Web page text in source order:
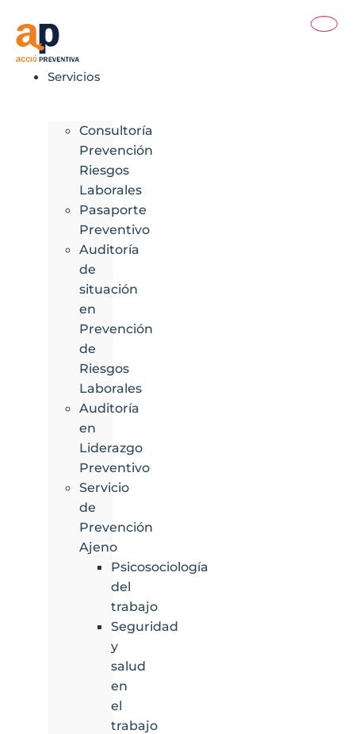
contenido
Servicios
Consultoría
Prevención
Riesgos
Laborales
Pasaporte
Preventivo
Auditoría
de
situación
en
Prevención
de
Riesgos
Laborales
Auditoría
en
Liderazgo
Preventivo
Servicio
de
Prevención
Ajeno
Psicosociología
del
trabajo
Seguridad
y
salud
en
el
trabajo